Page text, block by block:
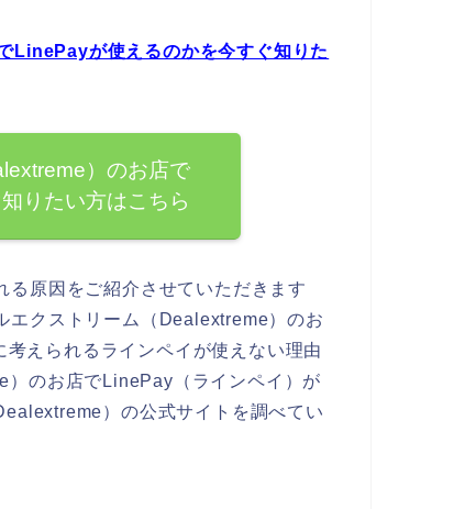
LinePayが使えるのかを今すぐ知りた
）のお店で
りたい方はこちら
る原因をご紹介させていただきます
エクストリーム（Dealextreme）のお
えられるラインペイが使えない理由
のお店でLinePay（ラインペイ）が
）の公式サイトを調べてい